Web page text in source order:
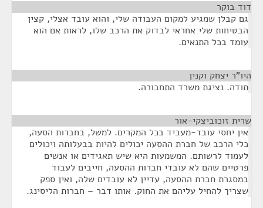
דוד בוקר
גם קבלן שמגיע למקום העבודה שלי, והוא עובד אצלי, קצין
הבטיחות שלי אחראי לבדוק את הרכב שלו, לראות אם הוא
עומד בכל התנאים.
היו"ר יצחק וקנין
תודה. נציגת משרד התחבורה.
שרית זוכוביצקי-אור
אין יחסי עובד-מעביד בכל המקרים. למשל, בחברות הסעה,
כלי הרכב של חברת ההסעה יכולים להיות בבעלותה ויכולים
לעמוד לרשותם. המשמעות היא שיש תאגידים או אנשים
פרטיים שהם לא עובדי חברות ההסעה, חייבים לעבוד
במסגרת חברת ההסעה, עדיין לא עובדים שלה, ואין ספק
שצריך להחיל עליהם את החוק. אותו דבר – חברות הליסינג.